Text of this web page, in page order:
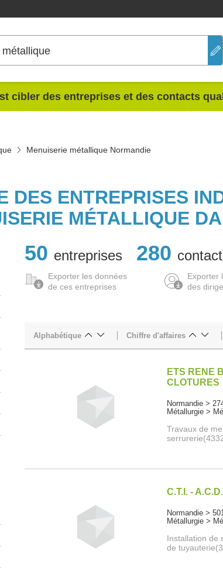
cibler des entreprises et des contacts
Menuiserie métallique Normandie
DES ENTREPRISES
MÉTALLIQUE
50 entreprises 280
Exporter les données
de ces entreprises
Exporter
des
Alphabétique Chiffre d'affaires
ETS RENE
CLOTURES
Normandie >
Métallurgie >
Travaux de
C.T.I. -
Normandie >
Métallurgie >
Installation de
de